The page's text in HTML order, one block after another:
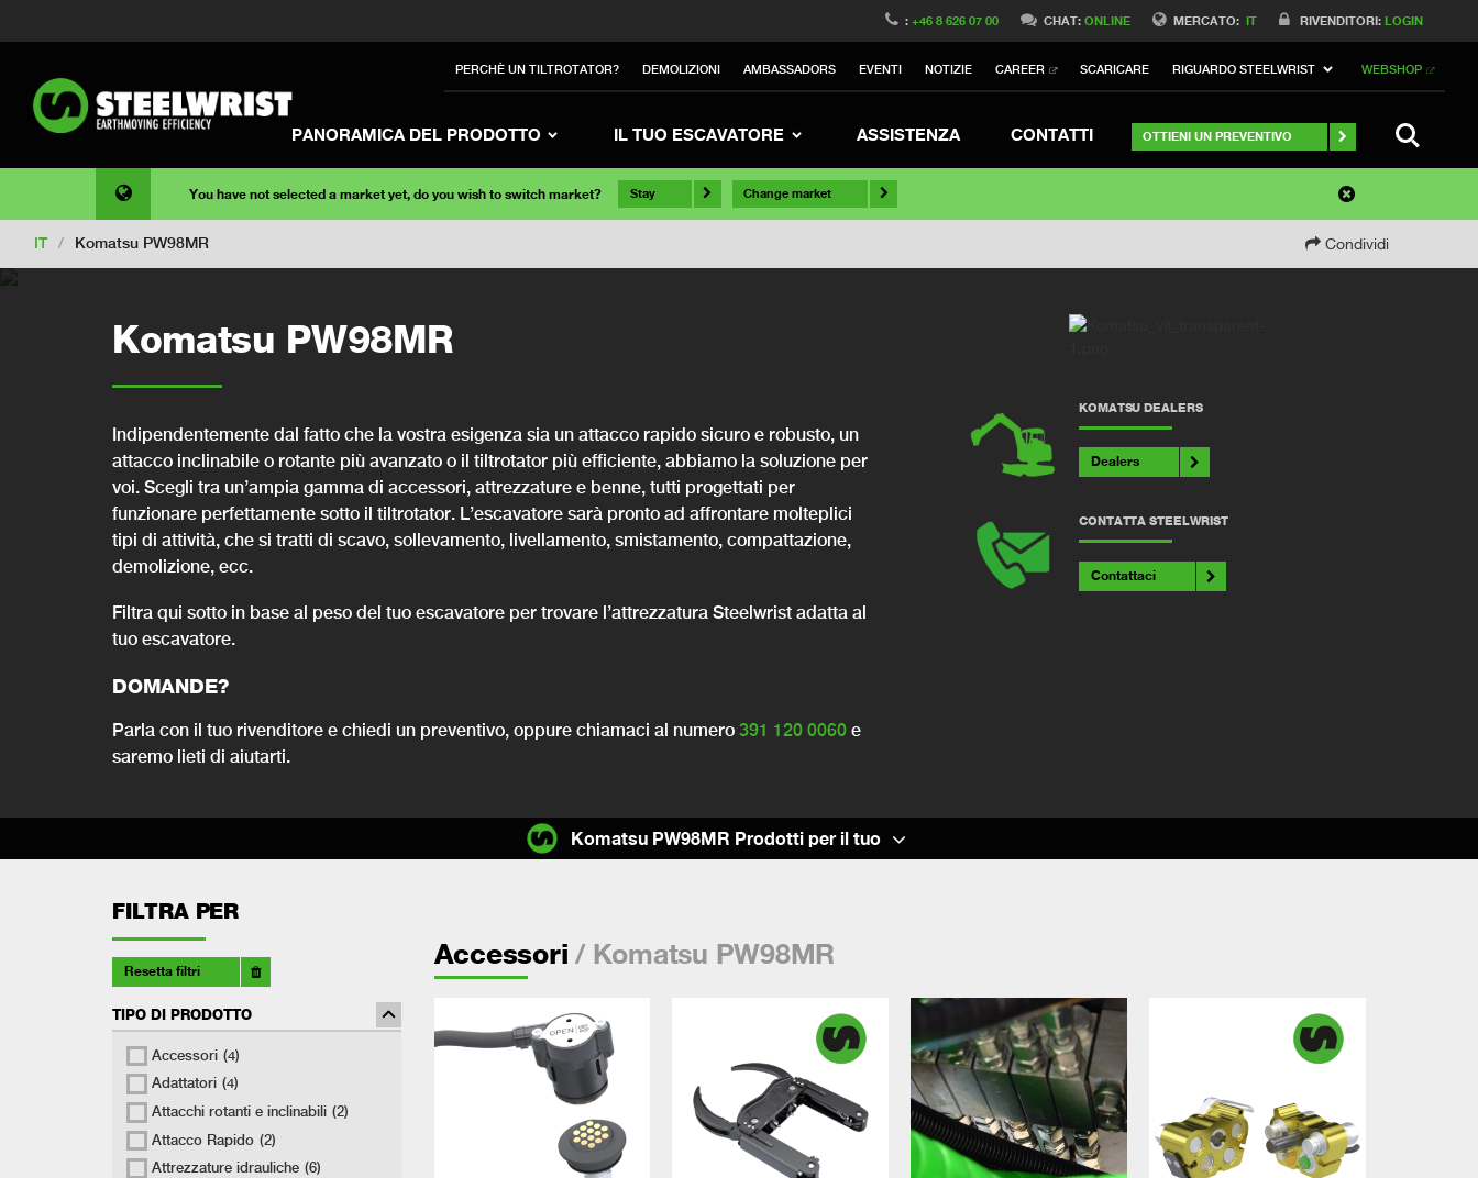
MERCATO: IT RIVENDITORI: LOGIN
:+46 8 626 07 00 CHAT:ONLINE
PERCHÈ UN TILTROTATOR? DEMOLIZIONI AMBASSADORS EVENTI NOTIZIE CAREER SCARICARE RIGUARDO STEELWRIST WEBSHOP
PANORAMICA DEL PRODOTTO IL TUO ESCAVATORE ASSISTENZA CONTATTI OTTIENI UN PREVENTIVO
You have not selected a market yet, do you wish to switch market? Stay Change market
IT / Komatsu PW98MR Condividi
Komatsu PW98MR
Indipendentemente dal fatto che la vostra esigenza sia un attacco rapido sicuro e robusto, un
attacco inclinabile o rotante più avanzato o il tiltrotator più efficiente, abbiamo la soluzione per
voi. Scegli tra un’ampia gamma di accessori, attrezzature e benne, tutti progettati per
funzionare perfettamente sotto il tiltrotator. L’escavatore sarà pronto ad affrontare molteplici
tipi di attività, che si tratti di scavo, sollevamento, livellamento, smistamento, compattazione,
demolizione, ecc.
Filtra qui sotto in base al peso del tuo escavatore per trovare l’attrezzatura Steelwrist adatta al
tuo escavatore.
DOMANDE?
Parla con il tuo rivenditore e chiedi un preventivo, oppure chiamaci al numero 391 120 0060 e
saremo lieti di aiutarti.
KOMATSU DEALERS
Dealers
CONTATTA STEELWRIST
Contattaci
FILTRA PER
Resetta filtri
TIPO DI PRODOTTO
Accessori (4)
Adattatori (4)
Attacchi rotanti e inclinabili (2)
Attacco Rapido (2)
Attrezzature idrauliche (6)
Accessori / Komatsu PW98MR
Komatsu PW98MR Prodotti per il tuo